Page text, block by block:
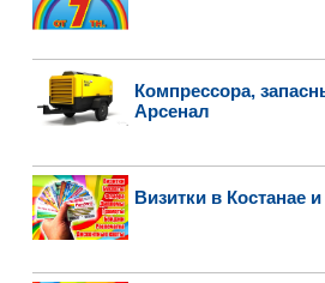
Компрессора,
Арсенал
Визитки в Костанае